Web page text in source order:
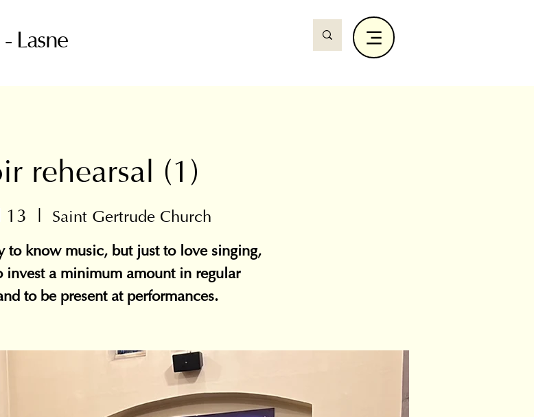
Lasne
rehearsal (1)
13
  |
Saint Gertrude Church
to know music, but just to love singing,
a minimum amount in regular
to be present at performances.